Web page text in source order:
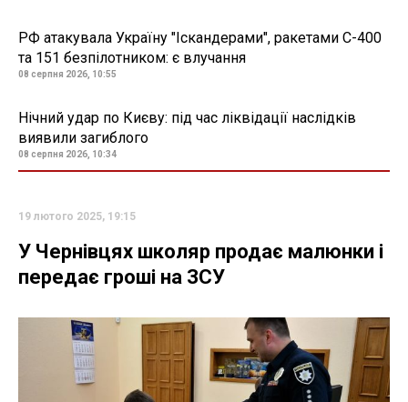
РФ атакувала Україну "Іскандерами", ракетами С-400
та 151 безпілотником: є влучання
08 серпня 2026, 10:55
Нічний удар по Києву: під час ліквідації наслідків
виявили загиблого
08 серпня 2026, 10:34
19 лютого 2025, 19:15
У Чернівцях школяр продає малюнки і
передає гроші на ЗСУ